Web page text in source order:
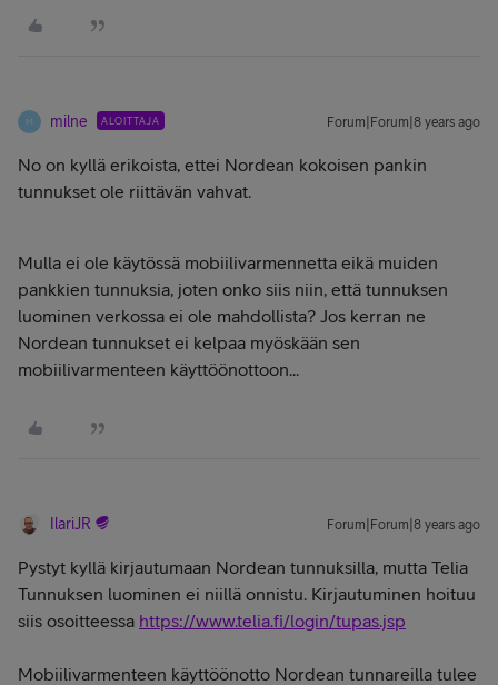
M milne ALOITTAJA Forum|Forum|8 years ago
No on kyllä erikoista, ettei Nordean kokoisen pankin
tunnukset ole riittävän vahvat.
Mulla ei ole käytössä mobiilivarmennetta eikä muiden
pankkien tunnuksia, joten onko siis niin, että tunnuksen
luominen verkossa ei ole mahdollista? Jos kerran ne
Nordean tunnukset ei kelpaa myöskään sen
mobiilivarmenteen käyttöönottoon...
IlariJR Forum|Forum|8 years ago
Pystyt kyllä kirjautumaan Nordean tunnuksilla, mutta Telia
Tunnuksen luominen ei niillä onnistu. Kirjautuminen hoituu
siis osoitteessa https://www.telia.fi/login/tupas.jsp
Mobiilivarmenteen käyttöönotto Nordean tunnareilla tulee